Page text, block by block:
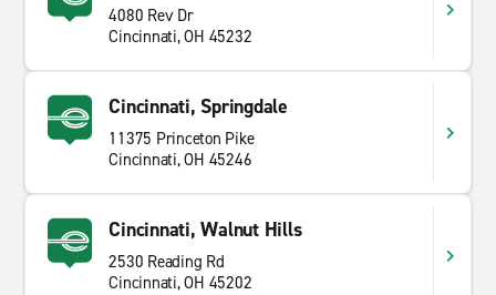
4080 Rev Dr
Cincinnati, OH 45232
Cincinnati, Springdale
11375 Princeton Pike
Cincinnati, OH 45246
Cincinnati, Walnut Hills
2530 Reading Rd
Cincinnati, OH 45202